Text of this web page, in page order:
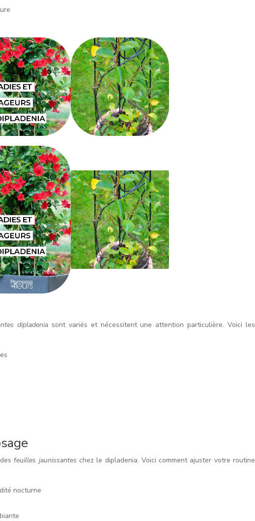
dipladenia sont variés et nécessitent une attention particulière. Voici les
desfeuilles jaunissantes chez le dipladenia. Voici comment ajuster votre routine
nocturne